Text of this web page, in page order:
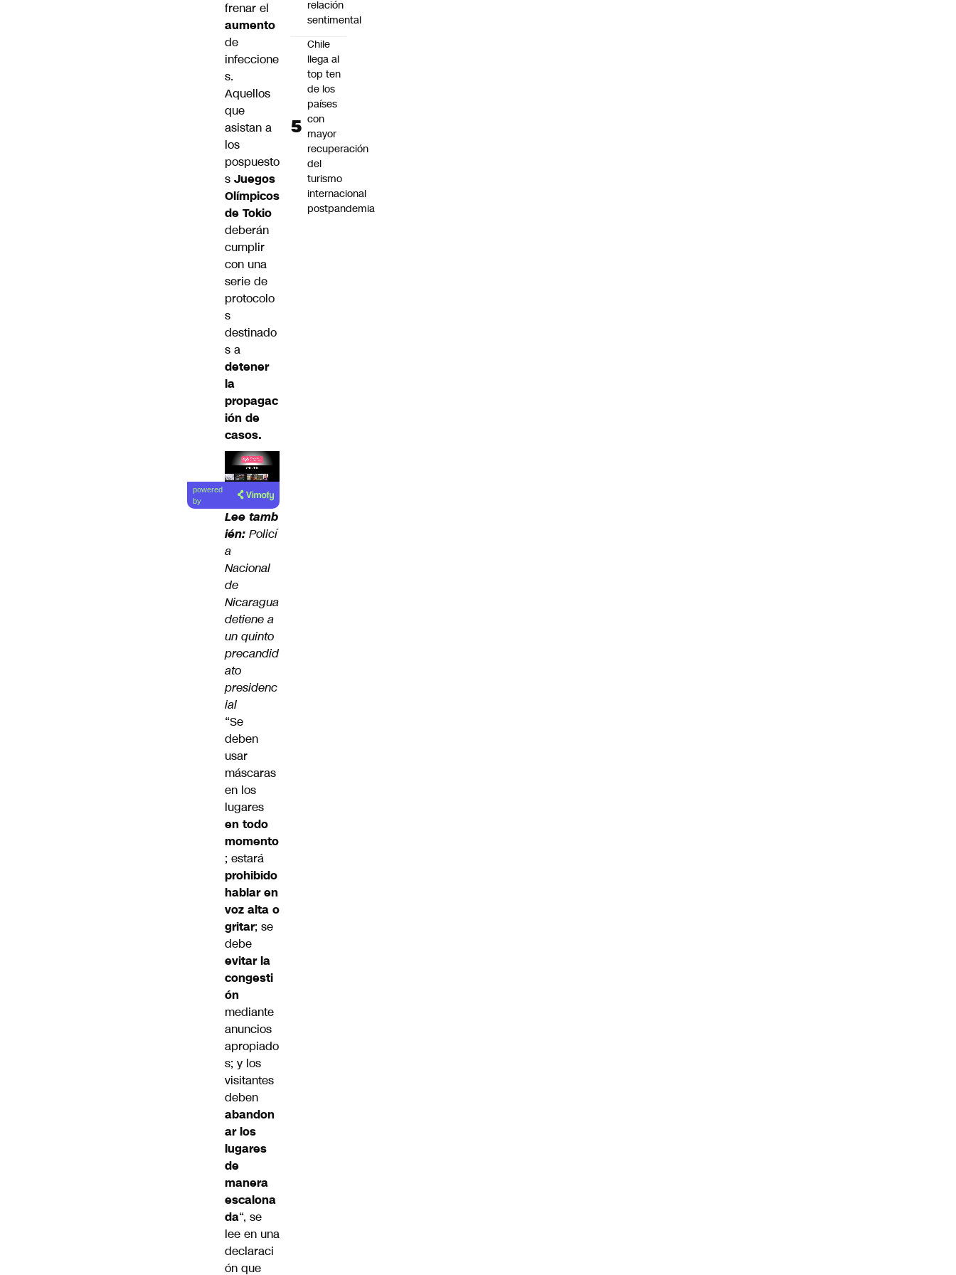
frenar el
aumento
de
infeccione
s.
Aquellos
que
asistan a
los
pospuesto
s Juegos
Olímpicos
de Tokio
deberán
cumplir
con una
serie de
protocolo
s
destinado
s a
detener
la
propagac
ión de
casos.
Lea el
artículo
powered
by
Lee tamb
ién: Policí
a
Nacional
de
Nicaragua
detiene a
un quinto
precandid
ato
presidenc
ial
“Se
deben
usar
máscaras
en los
lugares
en todo
momento
; estará
prohibido
hablar en
voz alta o
gritar; se
debe
evitar la
congesti
ón
mediante
anuncios
apropiado
s; y los
visitantes
deben
abandon
ar los
lugares
de
manera
escalona
da“, se
lee en una
declaraci
ón que
relación
sentimental
Chile
llega al
top ten
de los
países
con
mayor
recuperación
del
turismo
internacional
postpandemia